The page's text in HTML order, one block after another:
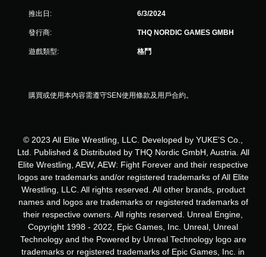
分
推出日: 6/3/2024
發行商: THQ NORDIC GAMES GMBH
遊戲類型: 格鬥
購買或使用本內容需遵守SEN使用條款及用戶合約。
© 2023 All Elite Wrestling, LLC. Developed by YUKE’S Co.,
Ltd. Published & Distributed by THQ Nordic GmbH, Austria. All
Elite Wrestling, AEW, AEW: Fight Forever and their respective
logos are trademarks and/or registered trademarks of All Elite
Wrestling, LLC. All rights reserved. All other brands, product
names and logos are trademarks or registered trademarks of
their respective owners. All rights reserved. Unreal Engine,
Copyright 1998 - 2022, Epic Games, Inc. Unreal, Unreal
Technology and the Powered by Unreal Technology logo are
trademarks or registered trademarks of Epic Games, Inc. in